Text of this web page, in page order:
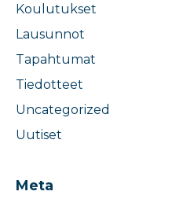
Koulutukset
Lausunnot
Tapahtumat
Tiedotteet
Uncategorized
Uutiset
Meta